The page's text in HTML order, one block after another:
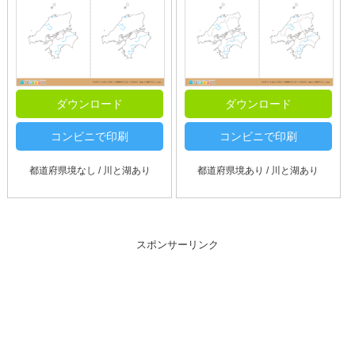
ダウンロード
コンビニで印刷
都道府県境なし / 川と湖あり
ダウンロード
コンビニで印刷
都道府県境あり / 川と湖あり
スポンサーリンク